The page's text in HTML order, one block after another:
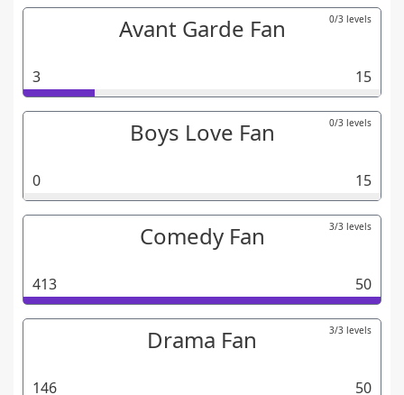
Avant Garde Fan 0/3 levels
3 15
Boys Love Fan 0/3 levels
0 15
Comedy Fan 3/3 levels
413 50
Drama Fan 3/3 levels
146 50